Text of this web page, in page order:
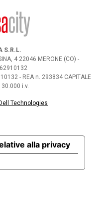
S.R.L.
4 22046 MERONE (CO) -
- REA n. 293834 CAPITALE
30.000 i.v.
Technologies
alla privacy